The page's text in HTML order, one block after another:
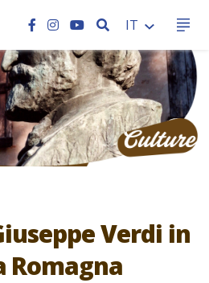
CERCA
IT
CC
Verdi in
Romagna